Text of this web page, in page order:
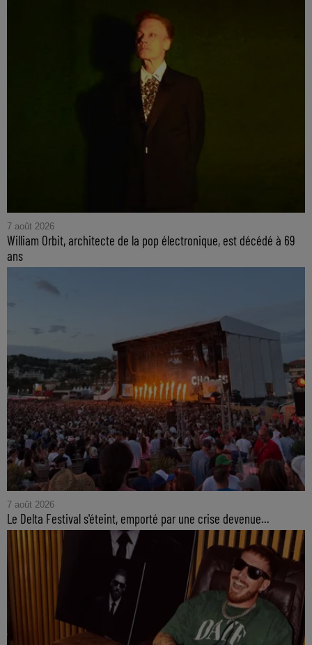
7 août 2026
William Orbit, architecte de la pop électronique, est décédé à 69
ans
7 août 2026
Le Delta Festival s'éteint, emporté par une crise devenue...